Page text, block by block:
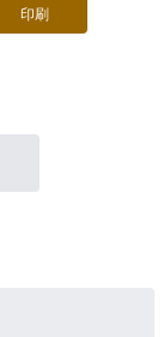
印刷